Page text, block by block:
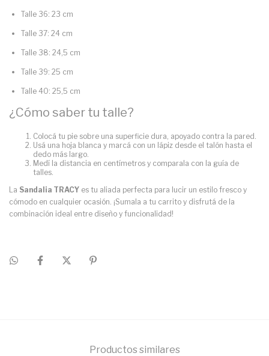
Talle 36: 23 cm
Talle 37: 24 cm
Talle 38: 24,5 cm
Talle 39: 25 cm
Talle 40: 25,5 cm
¿Cómo saber tu talle?
Colocá tu pie sobre una superficie dura, apoyado contra la pared.
Usá una hoja blanca y marcá con un lápiz desde el talón hasta el
dedo más largo.
Medí la distancia en centímetros y comparala con la guía de
talles.
La Sandalia TRACY es tu aliada perfecta para lucir un estilo fresco y
cómodo en cualquier ocasión. ¡Sumala a tu carrito y disfrutá de la
combinación ideal entre diseño y funcionalidad!
Productos similares